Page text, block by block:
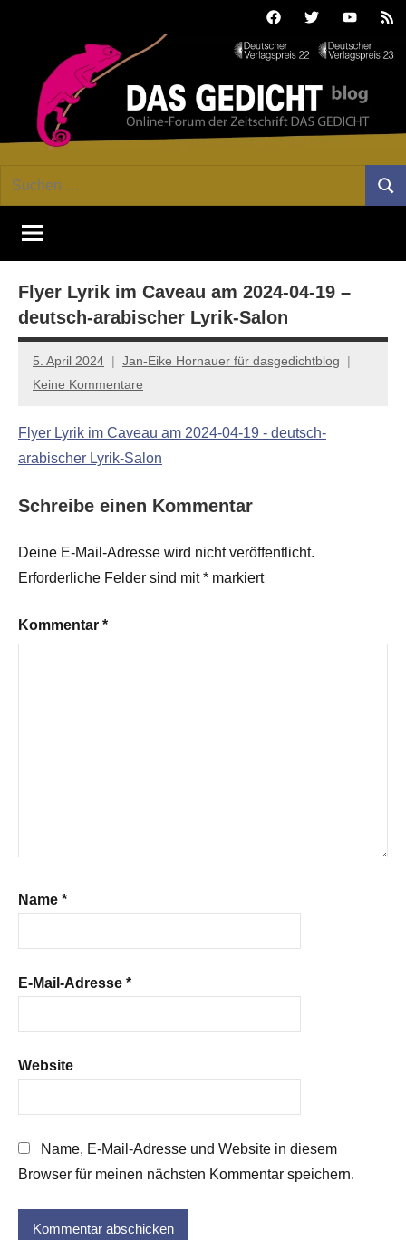
FacebookTwitterYoutube
GEDICHT
blog
Forum
von
DAS
Lyrik,
Essay
Suchen
Flyer Lyrik im Caveau am 2024-04-19 –
deutsch-arabischer Lyrik-Salon
5. April 2024
Jan-Eike Hornauer für dasgedichtblog
Keine Kommentare
Flyer Lyrik im Caveau am 2024-04-19 - deutsch-
arabischer Lyrik-Salon
Schreibe einen Kommentar
Deine E-Mail-Adresse wird nicht veröffentlicht.
Erforderliche Felder sind mit* markiert
Kommentar *
Name *
E-Mail-Adresse *
Website
Name, E-Mail-Adresse und Website in diesem
Browser für meinen nächsten Kommentar speichern.